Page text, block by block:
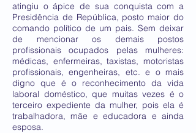
atingiu o ápice de sua conquista com a
Presidência de República, posto maior do
comando político de um pais. Sem deixar
de mencionar os demais postos
profissionais ocupados pelas mulheres:
médicas, enfermeiras, taxistas, motoristas
profissionais, engenheiras, etc. e o mais
digno que é o reconhecimento da vida
laboral doméstico, que muitas vezes é o
terceiro expediente da mulher, pois ela é
trabalhadora, mãe e educadora e ainda
esposa.